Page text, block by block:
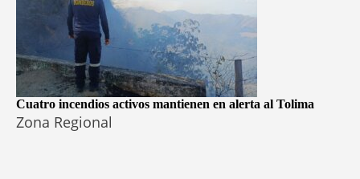
Cuatro incendios activos mantienen en alerta al Tolima
Zona Regional